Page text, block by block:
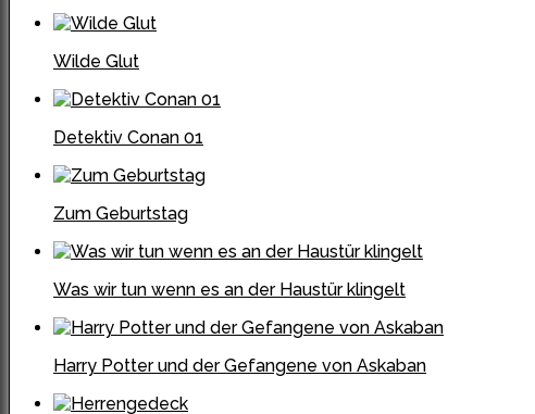
Wilde Glut
Detektiv Conan 01
Zum Geburtstag
Was wir tun wenn es an der Haustür klingelt
Harry Potter und der Gefangene von Askaban